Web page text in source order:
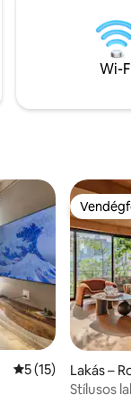
Wi-
Átlagos értékelés:
5 (15)
Lakás –
Stílusos